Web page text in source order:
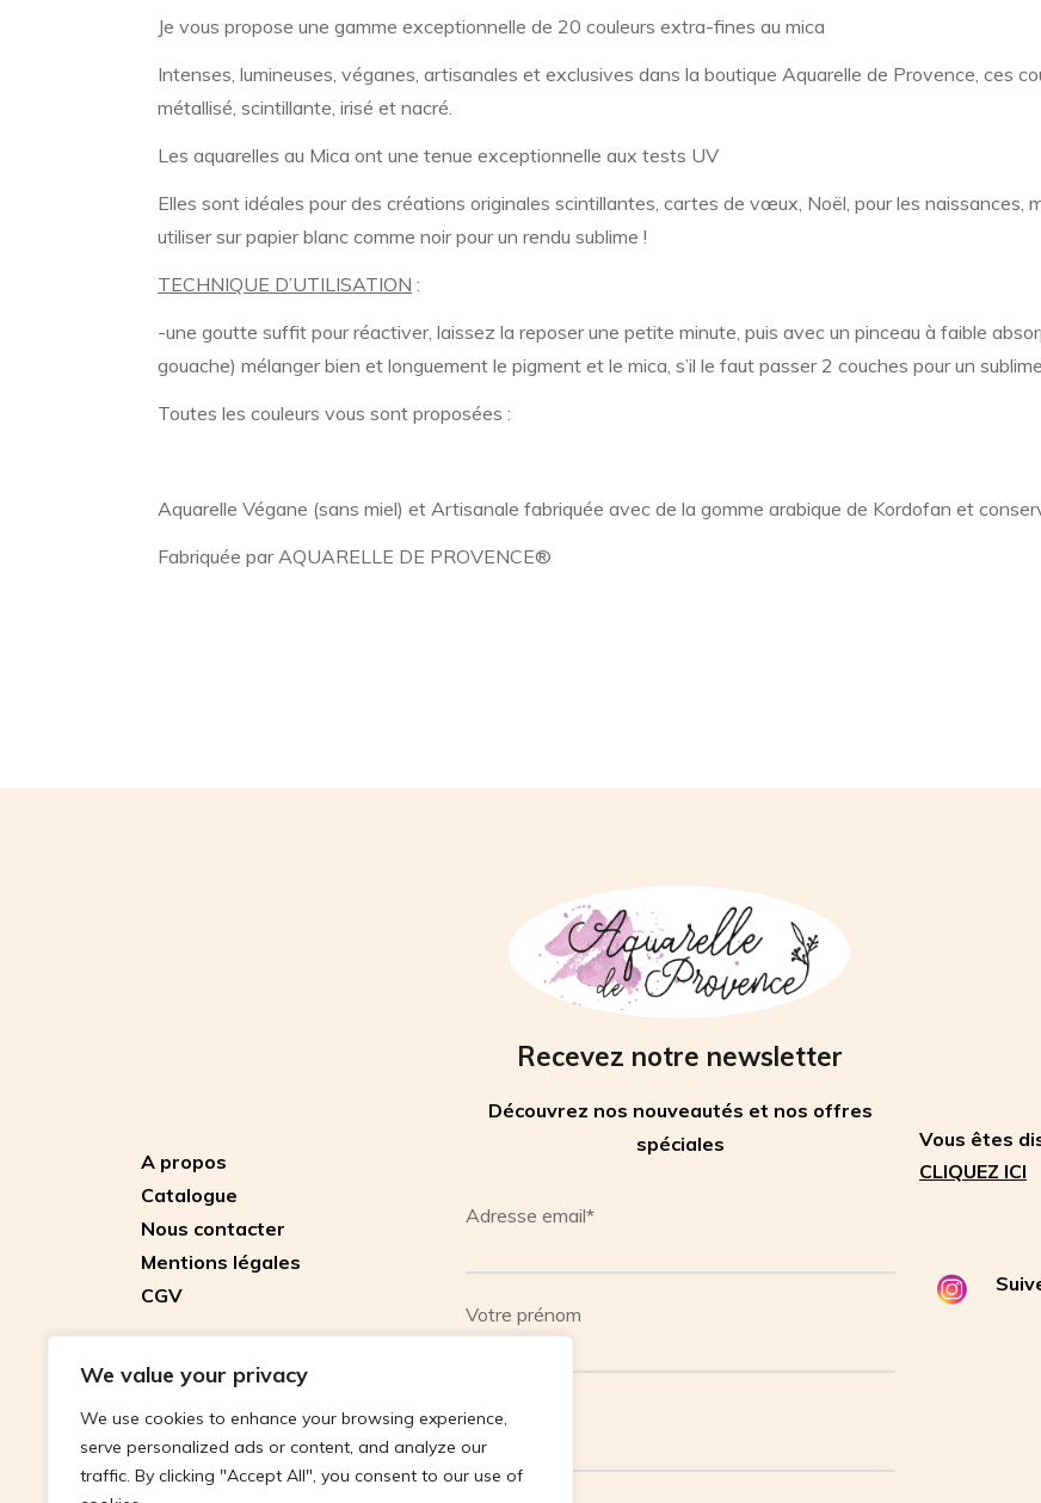
We value your privacy
We use cookies to enhance your browsing experience,
serve personalized ads or content, and analyze our
traffic. By clicking "Accept All", you consent to our use of
Je vous propose une gamme exceptionnelle de 20 couleurs extra-fines au mica
Intenses, lumineuses, véganes, artisanales et exclusives dans la boutique Aquarelle de Provence, ces
métallisé, scintillante, irisé et nacré.
Les aquarelles au Mica ont une tenue exceptionnelle aux tests UV
Elles sont idéales pour des créations originales scintillantes, cartes de vœux, Noël, pour les
utiliser sur papier blanc comme noir pour un rendu sublime !
TECHNIQUE D’UTILISATION :
-une goutte suffit pour réactiver, laissez la reposer une petite minute, puis avec un pinceau à faible
gouache) mélanger bien et longuement le pigment et le mica, s’il le faut passer 2 couches pour un
Toutes les couleurs vous sont proposées :
Aquarelle Végane (sans miel) et Artisanale fabriquée avec de la gomme arabique de Kordofan et
Fabriquée par AQUARELLE DE PROVENCE®
A propos
Catalogue
Nous contacter
Mentions légales
CGV
Recevez notre newsletter
Découvrez nos nouveautés et nos offres
spéciales
Adresse email*
Votre prénom
Votre nom
Vous êtes
CLIQUEZ ICI